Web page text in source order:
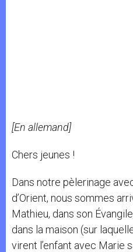
[En allemand]
Chers jeunes !
Dans notre pèlerinage
d’Orient, nous sommes
Mathieu, dans son
dans la maison (sur
virent l’enfant avec Marie